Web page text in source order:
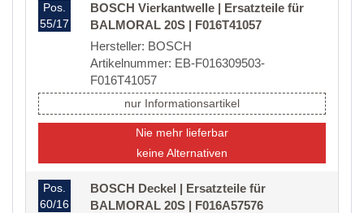
Pos.
55/17
BOSCH Vierkantwelle | Ersatzteile für
BALMORAL 20S | F016T41057
Hersteller: BOSCH
Artikelnummer: EB-F016309503-
F016T41057
nur Informationsartikel
Nie mehr lieferbar
keine Alternativen
Pos.
60/16
BOSCH Deckel | Ersatzteile für
BALMORAL 20S | F016A57576